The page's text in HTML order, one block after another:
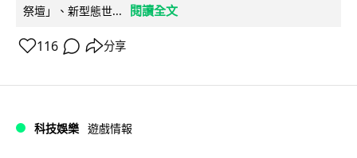
祭壇」、新型態世...
閱讀全文
116 分享
科技娛樂 遊戲情報